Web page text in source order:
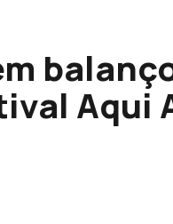
Aqui